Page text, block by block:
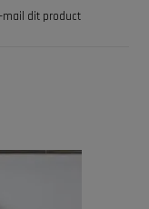
mail dit product